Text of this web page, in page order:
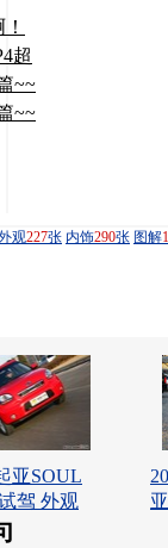
超
~~
~~
观227张 内饰290张 图解
亚SOUL
驾 外观